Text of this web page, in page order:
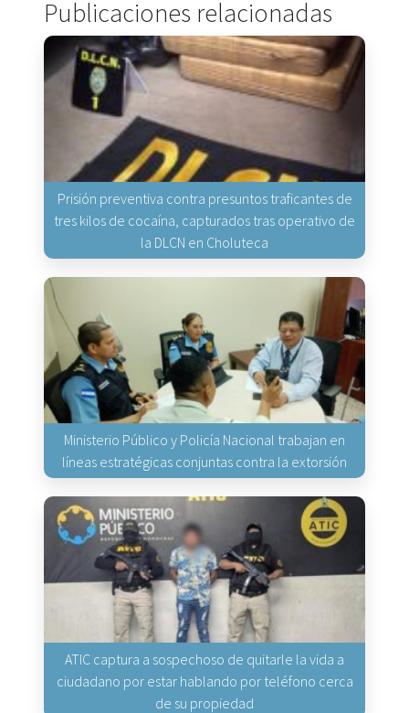
Publicaciones relacionadas
Prisión preventiva contra presuntos traficantes de
tres kilos de cocaína, capturados tras operativo de
la DLCN en Choluteca
Ministerio Público y Policía Nacional trabajan en
líneas estratégicas conjuntas contra la extorsión
ATIC captura a sospechoso de quitarle la vida a
ciudadano por estar hablando por teléfono cerca
de su propiedad